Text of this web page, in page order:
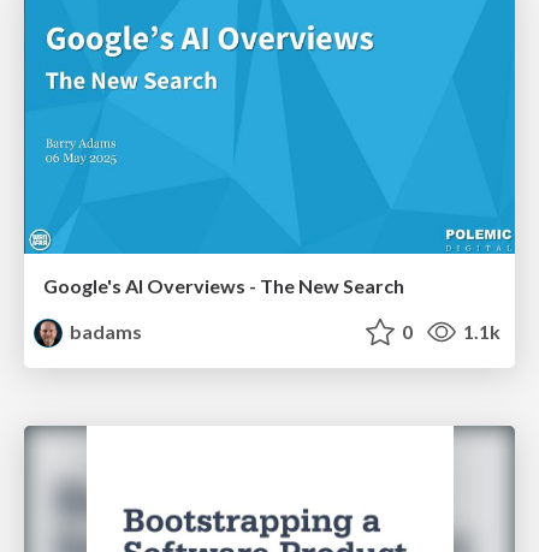
Google's AI Overviews - The New Search
badams
0 1.1k